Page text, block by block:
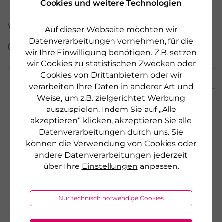
Cookies und weitere Technologien
Auf dieser Webseite möchten wir
Datenverarbeitungen vornehmen, für die
wir Ihre Einwilligung benötigen. Z.B. setzen
wir Cookies zu statistischen Zwecken oder
Cookies von Drittanbietern oder wir
verarbeiten Ihre Daten in anderer Art und
Weise, um z.B. zielgerichtet Werbung
auszuspielen. Indem Sie auf „Alle
akzeptieren“ klicken, akzeptieren Sie alle
Datenverarbeitungen durch uns. Sie
können die Verwendung von Cookies oder
andere Datenverarbeitungen jederzeit
über Ihre Einstellungen anpassen.
Nur technisch notwendige Cookies
Weitere Produkte aus
dieser Serie
NEU